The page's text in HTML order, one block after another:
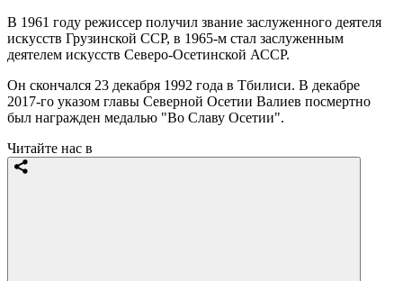
В 1961 году режиссер получил звание заслуженного деятеля
искусств Грузинской ССР, в 1965-м стал заслуженным
деятелем искусств Северо-Осетинской АССР.
Он скончался 23 декабря 1992 года в Тбилиси. В декабре
2017-го указом главы Северной Осетии Валиев посмертно
был награжден медалью "Во Славу Осетии".
Читайте нас в